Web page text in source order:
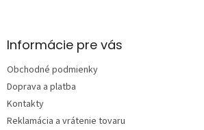
ä
e
Informácie pre vás
Obchodné podmienky
Doprava a platba
Kontakty
Reklamácia a vrátenie tovaru